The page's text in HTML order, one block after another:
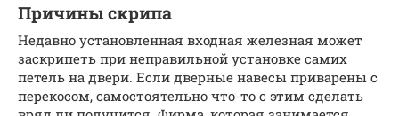
Причины скрипа
Недавно установленная входная железная может
заскрипеть при неправильной установке самих
петель на двери. Если дверные навесы приварены с
перекосом, самостоятельно что-то с этим сделать